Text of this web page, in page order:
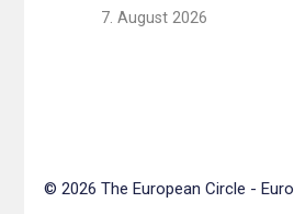
7. August 2026
© 2026 The European Circle -